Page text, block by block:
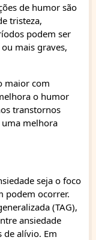
de humor são
tristeza,
podem ser
mais graves,
maior com
o humor
transtornos
melhora
seja o foco
podem ocorrer.
(TAG),
ansiedade
alívio. Em